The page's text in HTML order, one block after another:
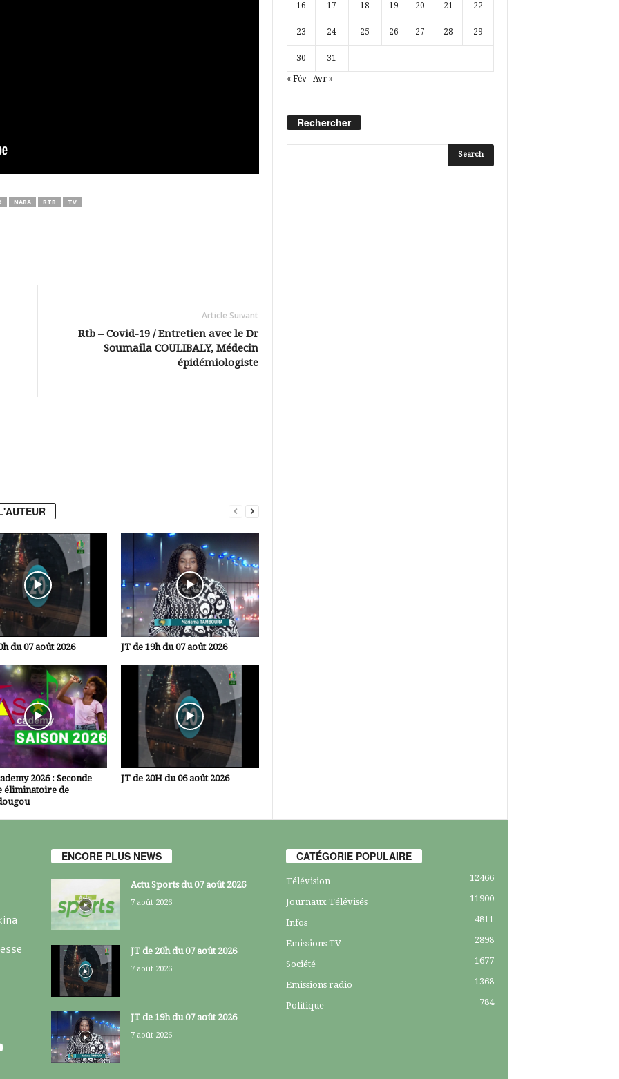
NABA RTB TV
Article Suivant
Rtb – Covid-19 / Entretien avec le Dr
Soumaila COULIBALY, Médecin
épidémiologiste
du 07 août 2026 JT de 19h du 07 août 2026
2026 : Seconde
éliminatoire de
JT de 20H du 06 août 2026
16 17 18 19 20 21 22
23 24 25 26 27 28 29
30 31
« Fév Avr »
Rechercher
ENCORE PLUS NEWS
Actu Sports du 07 août 2026
7 août 2026
JT de 20h du 07 août 2026
7 août 2026
JT de 19h du 07 août 2026
7 août 2026
CATÉGORIE POPULAIRE
Télévision 12466
Journaux Télévisés 11900
Infos 4811
Emissions TV 2898
Société 1677
Emissions radio 1368
Politique 784